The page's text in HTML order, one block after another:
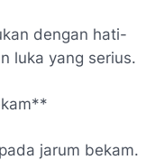
dengan hati-
luka yang serius.
jarum bekam.